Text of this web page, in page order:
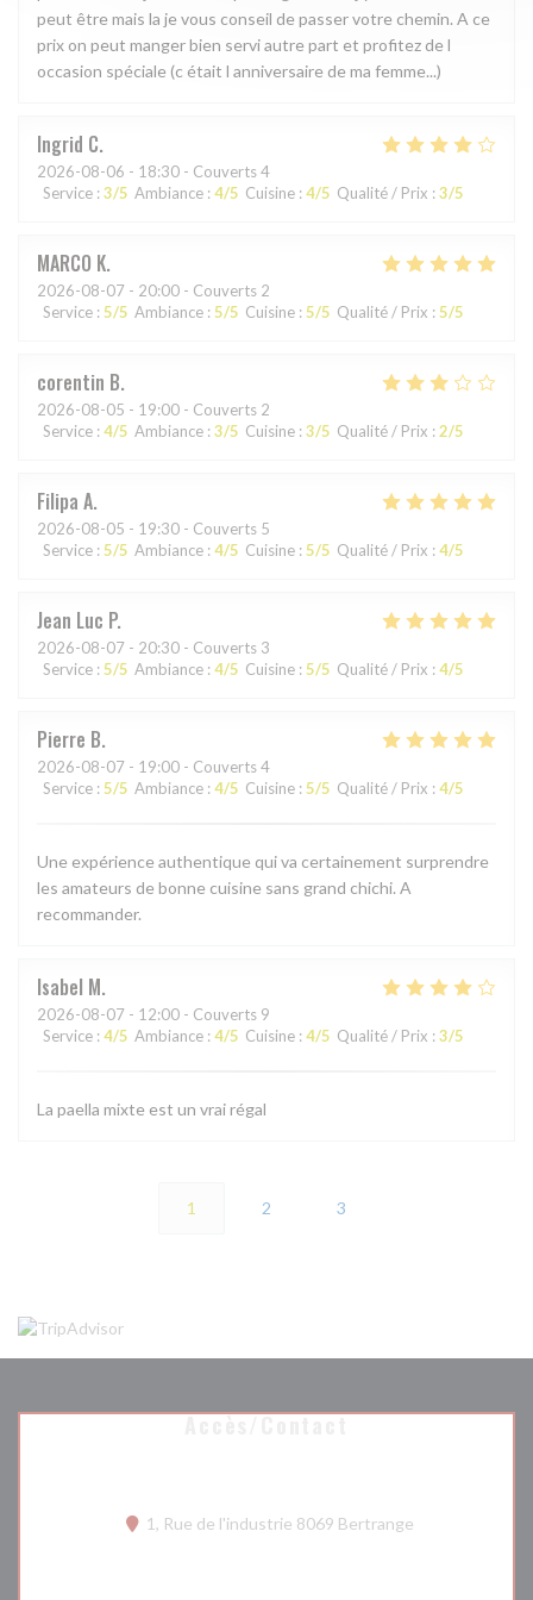
peut être mais la je vous conseil de passer votre chemin. A ce
prix on peut manger bien servi autre part et profitez de l
occasion spéciale (c était l anniversaire de ma femme...)
Ingrid C
2026-08-06 - 18:30 - Couverts 4
Service : 3/5 Ambiance : 4/5 Cuisine : 4/5 Qualité / Prix : 3/5
MARCO K
2026-08-07 - 20:00 - Couverts 2
Service : 5/5 Ambiance : 5/5 Cuisine : 5/5 Qualité / Prix : 5/5
corentin B
2026-08-05 - 19:00 - Couverts 2
Service : 4/5 Ambiance : 3/5 Cuisine : 3/5 Qualité / Prix : 2/5
Filipa A
2026-08-05 - 19:30 - Couverts 5
Service : 5/5 Ambiance : 4/5 Cuisine : 5/5 Qualité / Prix : 4/5
Jean Luc P
2026-08-07 - 20:30 - Couverts 3
Service : 5/5 Ambiance : 4/5 Cuisine : 5/5 Qualité / Prix : 4/5
Pierre B
2026-08-07 - 19:00 - Couverts 4
Service : 5/5 Ambiance : 4/5 Cuisine : 5/5 Qualité / Prix : 4/5
Une expérience authentique qui va certainement surprendre
les amateurs de bonne cuisine sans grand chichi. A
recommander.
Isabel M
2026-08-07 - 12:00 - Couverts 9
Service : 4/5 Ambiance : 4/5 Cuisine : 4/5 Qualité / Prix : 3/5
La paella mixte est un vrai régal
1 2 3
1, Rue de l'industrie 8069 Bertrange